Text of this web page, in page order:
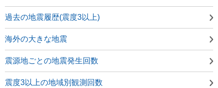
過去の地震履歴(震度3以上)
海外の大きな地震
震源地ごとの地震発生回数
震度3以上の地域別観測回数